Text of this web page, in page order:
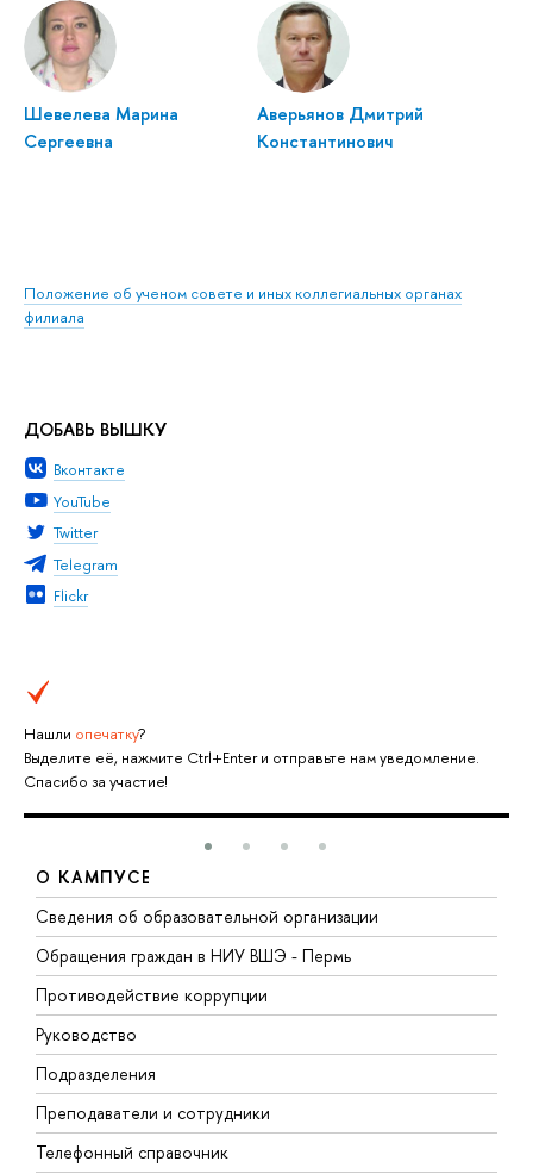
Положение об ученом совете и иных коллегиальных органах
филиала
ДОБАВЬ ВЫШКУ
Вконтакте
YouTube
Twitter
Telegram
Flickr
Нашли опечатку?
Выделите её, нажмите Ctrl+Enter и отправьте нам уведомление.
Спасибо за участие!
Шевелева Марина
Сергеевна
Аверьянов Дмитрий
Константинович
О КАМПУСЕ
Сведения об образовательной организации
Обращения граждан в НИУ ВШЭ - Пермь
Противодействие коррупции
Руководство
Подразделения
Преподаватели и сотрудники
Телефонный справочник